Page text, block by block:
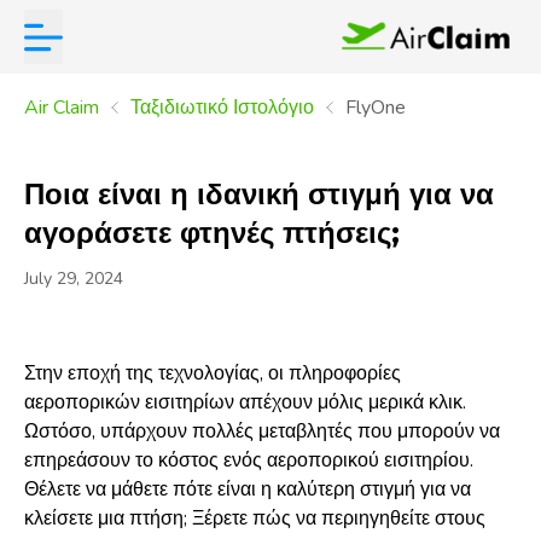
Air Claim Ταξιδιωτικό Ιστολόγιο FlyOne
Ποια είναι η ιδανική στιγμή για να
αγοράσετε φτηνές πτήσεις;
July 29, 2024
Στην εποχή της τεχνολογίας, οι πληροφορίες
αεροπορικών εισιτηρίων απέχουν μόλις μερικά κλικ.
Ωστόσο, υπάρχουν πολλές μεταβλητές που μπορούν να
επηρεάσουν το κόστος ενός αεροπορικού εισιτηρίου.
Θέλετε να μάθετε πότε είναι η καλύτερη στιγμή για να
κλείσετε μια πτήση; Ξέρετε πώς να περιηγηθείτε στους